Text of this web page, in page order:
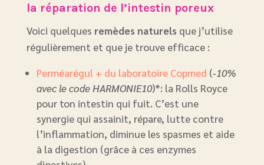
la réparation de l’intestin poreux
Voici quelques remèdes naturels que j’utilise
régulièrement et que je trouve efficace :
Perméarégul + du laboratoire Copmed (-10%
avec le code HARMONIE10)*: la Rolls Royce
pour ton intestin qui fuit. C’est une
synergie qui assainit, répare, lutte contre
l’inflammation, diminue les spasmes et aide
à la digestion (grâce à ces enzymes